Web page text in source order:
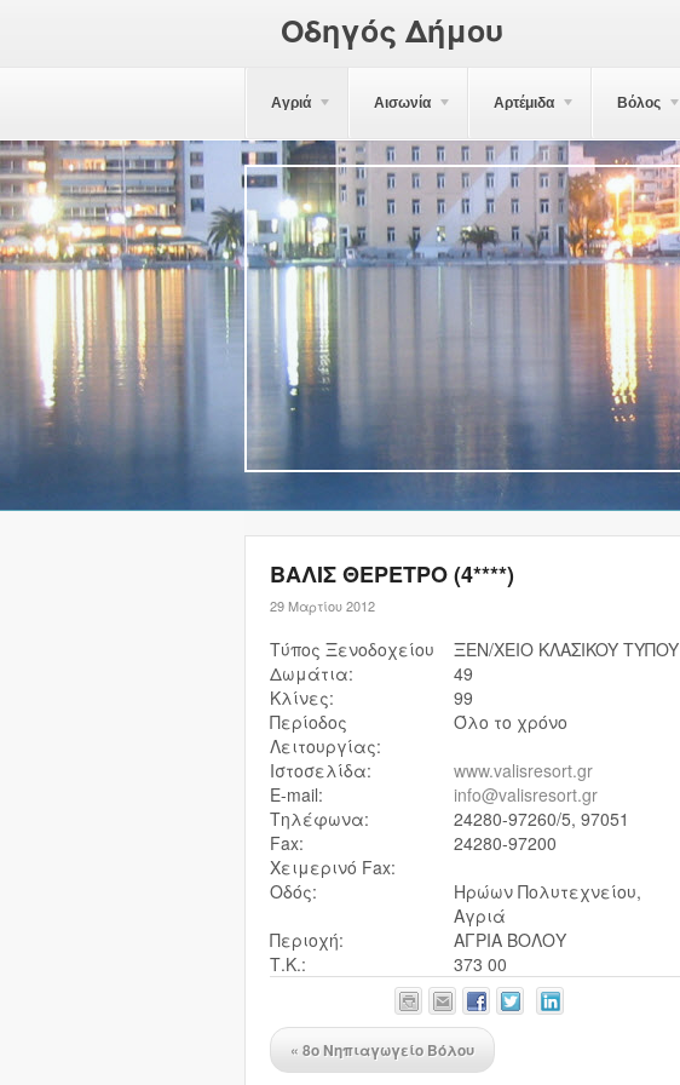
Οδηγός Δήμου
Αγριά Αισωνία Αρτέμιδα Βόλος
ΒΑΛΙΣ ΘΕΡΕΤΡΟ (4****)
29 Μαρτίου 2012
Τύπος Ξενοδοχείου
ΞEN/XEIO KΛAΣIKOY TYΠOY
Δωμάτια:
49
Κλίνες:
99
Περίοδος
Λειτουργίας:
Όλο το χρόνο
Ιστοσελίδα:
www.valisresort.gr
E-mail:
info@valisresort.gr
Τηλέφωνα:
24280-97260/5, 97051
Fax:
24280-97200
Χειμερινό Fax:
Οδός:
Ηρώων Πολυτεχνείου,
Αγριά
Περιοχή:
ΑΓΡΙΑ ΒΟΛΟΥ
Τ.Κ.:
373 00
« 8ο Νηπιαγωγείο Βόλου